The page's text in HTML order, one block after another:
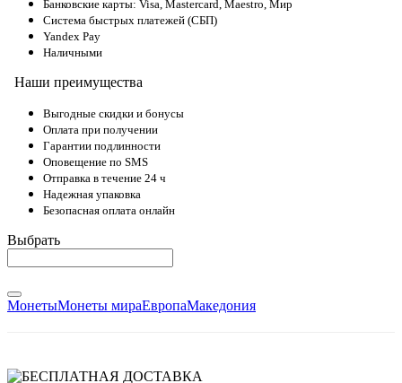
Банковские карты: Visa, Mastercard, Maestro, Мир
Система быстрых платежей (СБП)
Yandex Pay
Наличными
Наши преимущества
Выгодные скидки и бонусы
Оплата при получении
Гарантии подлинности
Оповещение по SMS
Отправка в течение 24 ч
Надежная упаковка
Безопасная оплата онлайн
Выбрать
МонетыМонеты мираЕвропаМакедония